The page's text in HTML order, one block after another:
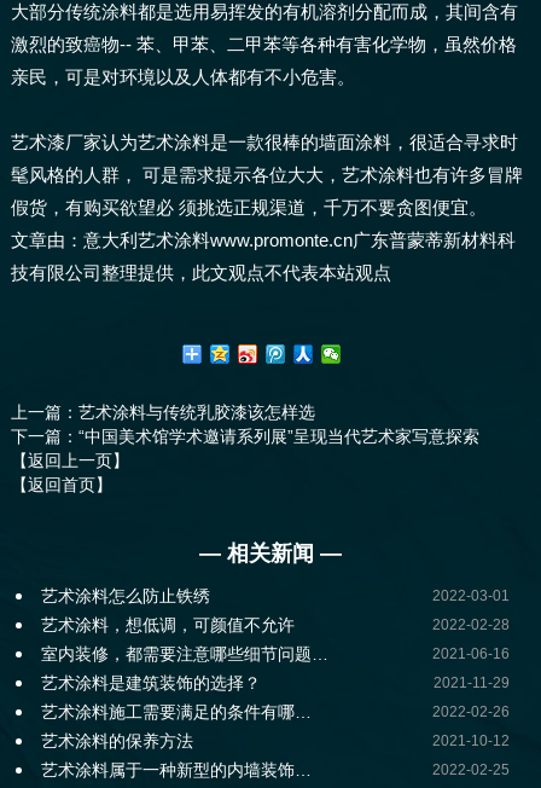
大部分传统涂料都是选用易挥发的有机溶剂分配而成，其间含有
激烈的致癌物-- 苯、甲苯、二甲苯等各种有害化学物，虽然价格
亲民，可是对环境以及人体都有不小危害。
艺术漆厂家认为艺术涂料是一款很棒的墙面涂料，很适合寻求时
髦风格的人群， 可是需求提示各位大大，艺术涂料也有许多冒牌
假货，有购买欲望必 须挑选正规渠道，千万不要贪图便宜。
文章由：意大利艺术涂料www.promonte.cn广东普蒙蒂新材料科
技有限公司整理提供，此文观点不代表本站观点
上一篇：艺术涂料与传统乳胶漆该怎样选
下一篇：“中国美术馆学术邀请系列展”呈现当代艺术家写意探索
【返回上一页】
【返回首页】
— 相关新闻 —
艺术涂料怎么防止铁绣 2022-03-01
艺术涂料，想低调，可颜值不允许 2022-02-28
室内装修，都需要注意哪些细节问题… 2021-06-16
艺术涂料是建筑装饰的选择？ 2021-11-29
艺术涂料施工需要满足的条件有哪… 2022-02-26
艺术涂料的保养方法 2021-10-12
艺术涂料属于一种新型的内墙装饰… 2022-02-25